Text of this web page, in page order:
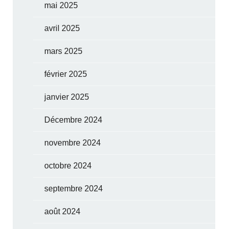
mai 2025
avril 2025
mars 2025
février 2025
janvier 2025
Décembre 2024
novembre 2024
octobre 2024
septembre 2024
août 2024